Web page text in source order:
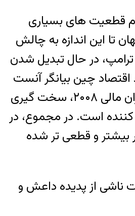
نظر سیاسی فضای جهانی با عدم قطعیت های بسیاری
تا این اندازه به چالش
در حال تبدیل شدن
چین بیانگر آنست
که یک موتور مهم رشد تقاضای جهانی و بخصوص انرژی، در مسیر کُندی حرکت سیر می کند و از طرف دیگر، بعد از بحران مالی ۲۰۰۸، سخت گیری
کننده است. در مجموع، در
بیشتر و قطعی تر شده
ناشی از پدیده داعش و